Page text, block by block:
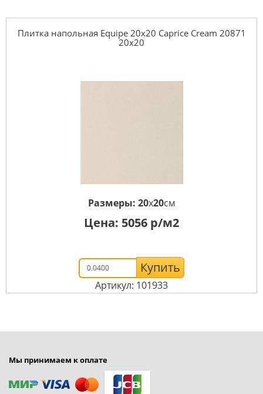
Плитка напольная Equipe 20x20 Caprice Cream 20871
20x20
Размеры: 20x20см
Цена: 5056 р/м2
Купить
Артикул: 101933
Мы принимаем к оплате